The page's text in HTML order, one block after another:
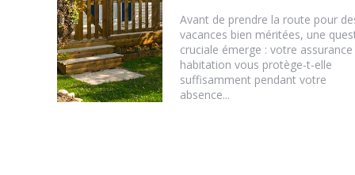
Avant de prendre la route pour
vacances bien méritées, une
cruciale émerge : votre assurance
habitation vous protège-t-elle
suffisamment pendant votre
absence...